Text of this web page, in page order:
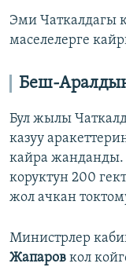
Эми Чаткалдагы
маселелерге
Беш-
Бул жылы
казуу
кайра жанданды.
коруктун 200
жол ачкан
Министрлер
Жапаров кол